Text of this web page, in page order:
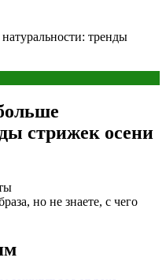
тренды
стрижек осени
но не знаете, с чего